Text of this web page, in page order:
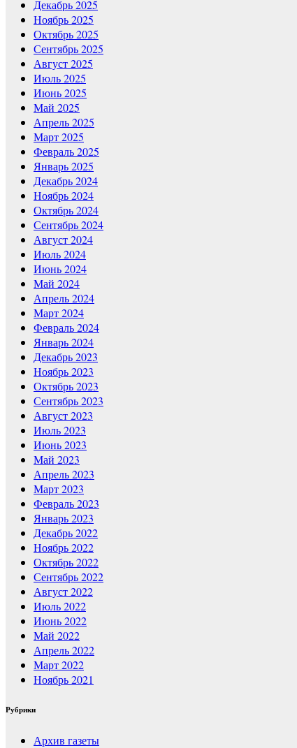
Декабрь 2025
Ноябрь 2025
Октябрь 2025
Сентябрь 2025
Август 2025
Июль 2025
Июнь 2025
Май 2025
Апрель 2025
Март 2025
Февраль 2025
Январь 2025
Декабрь 2024
Ноябрь 2024
Октябрь 2024
Сентябрь 2024
Август 2024
Июль 2024
Июнь 2024
Май 2024
Апрель 2024
Март 2024
Февраль 2024
Январь 2024
Декабрь 2023
Ноябрь 2023
Октябрь 2023
Сентябрь 2023
Август 2023
Июль 2023
Июнь 2023
Май 2023
Апрель 2023
Март 2023
Февраль 2023
Январь 2023
Декабрь 2022
Ноябрь 2022
Октябрь 2022
Сентябрь 2022
Август 2022
Июль 2022
Июнь 2022
Май 2022
Апрель 2022
Март 2022
Ноябрь 2021
Рубрики
Архив газеты